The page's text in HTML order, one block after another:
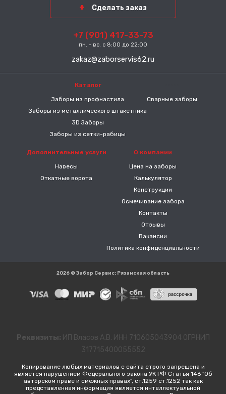
Сделать заказ
+7 (901) 417-33-73
пн. - вс. с 8:00 до 22:00
zakaz@zaborservis62.ru
Каталог
Заборы из профнастила
Заборы из металлического штакетника
3D Заборы
Заборы из сетки-рабицы
Сварные заборы
Дополнительные услуги
Навесы
Откатные ворота
О компании
Цена на заборы
Калькулятор
Конструкции
Осмечивание забора
Контакты
Отзывы
Вакансии
Политика конфиденциальности
2026 © Забор Сервис: Рязанская область
Реквизиты: ИП Власов А.В. ИНН 710605043904 ОГРНИП
317715400055552
Копирование любых материалов с сайта строго запрещена и
является нарушением Федерального закона УК РФ Статья 146 "Об
авторском праве и смежных правах", ст.1259 ст.1252 так как
представленная информация является интеллектуальной